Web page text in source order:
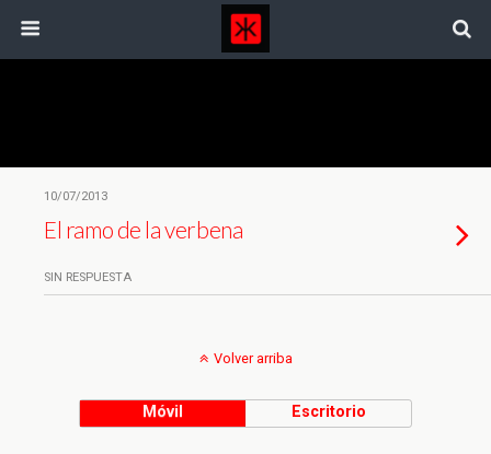
10/07/2013
El ramo de la verbena
SIN RESPUESTA
Volver arriba
Móvil Escritorio